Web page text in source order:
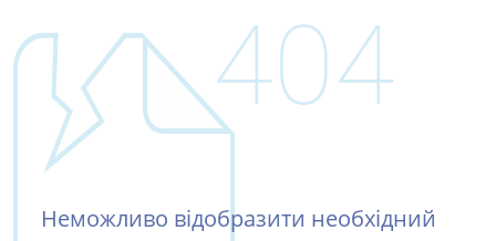
404
Неможливо відобразити необхідний